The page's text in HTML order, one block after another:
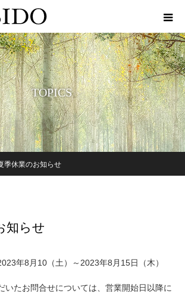
TOPICS
季休業のお知らせ
知らせ
年8月10（土）～2023年8月15日（木）
いたお問合せについては、営業開始日以降に